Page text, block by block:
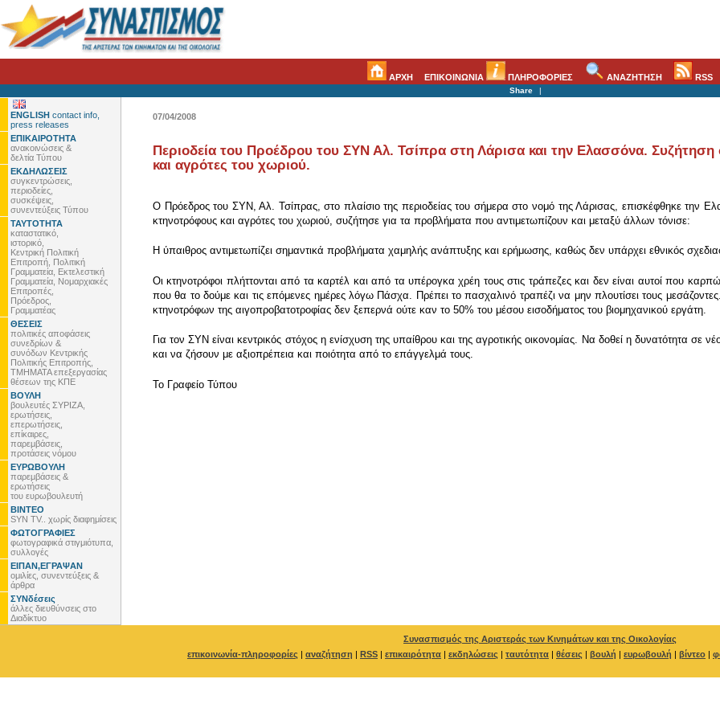
ΑΡΧΗ ΕΠΙΚΟΙΝΩΝΙΑ ΠΛΗΡΟΦΟΡΙΕΣ ΑΝΑΖΗΤΗΣΗ RSS
Share |
ENGLISH contact info,
press releases
ΕΠΙΚΑΙΡΟΤΗΤΑ
ανακοινώσεις &
δελτία Τύπου
ΕΚΔΗΛΩΣΕΙΣ
συγκεντρώσεις,
περιοδείες,
συσκέψεις,
συνεντεύξεις Τύπου
ΤΑΥΤΟΤΗΤΑ
καταστατικό,
ιστορικό,
Κεντρική Πολιτική
Επιτροπή, Πολιτική
Γραμματεία, Εκτελεστική
Γραμματεία, Νομαρχιακές
Επιτροπές,
Πρόεδρος,
Γραμματέας
ΘΕΣΕΙΣ
πολιτικές αποφάσεις
συνεδρίων &
συνόδων Κεντρικής
Πολιτικής Επιτροπής,
ΤΜΗΜΑΤΑ επεξεργασίας
θέσεων της ΚΠΕ
ΒΟΥΛΗ
βουλευτές ΣΥΡΙΖΑ,
ερωτήσεις,
επερωτήσεις,
επίκαιρες,
παρεμβάσεις,
προτάσεις νόμου
ΕΥΡΩΒΟΥΛΗ
παρεμβάσεις &
ερωτήσεις
του ευρωβουλευτή
ΒΙΝΤΕΟ
SYN TV.. χωρίς διαφημίσεις
ΦΩΤΟΓΡΑΦΙΕΣ
φωτογραφικά στιγμιότυπα,
συλλογές
ΕΙΠΑΝ,ΕΓΡΑΨΑΝ
ομιλίες, συνεντεύξεις &
άρθρα
ΣΥΝδέσεις
άλλες διευθύνσεις στο
Διαδίκτυο
07/04/2008
Περιοδεία του Προέδρου του ΣΥΝ Αλ. Τσίπρα στη Λάρισα και την Ελασσόνα.
και αγρότες του χωριού.
Ο Πρόεδρος του ΣΥΝ, Αλ. Τσίπρας, στο πλαίσιο της περιοδείας του σήμερα στο νομό της Λάρισας, επισκέφθηκε την
κτηνοτρόφους και αγρότες του χωριού, συζήτησε για τα προβλήματα που αντιμετωπίζουν και μεταξύ άλλων τόνισε:
Η ύπαιθρος αντιμετωπίζει σημαντικά προβλήματα χαμηλής ανάπτυξης και ερήμωσης, καθώς δεν υπάρχει εθνικός
Οι κτηνοτρόφοι πλήττονται από τα καρτέλ και από τα υπέρογκα χρέη τους στις τράπεζες και δεν είναι αυτοί που
που θα το δούμε και τις επόμενες ημέρες λόγω Πάσχα. Πρέπει το πασχαλινό τραπέζι να μην πλουτίσει τους
κτηνοτρόφων της αιγοπροβατοτροφίας δεν ξεπερνά ούτε καν το 50% του μέσου εισοδήματος του βιομηχανικού εργάτη.
Για τον ΣΥΝ είναι κεντρικός στόχος η ενίσχυση της υπαίθρου και της αγροτικής οικονομίας. Να δοθεί η δυνατότητα σε
και να ζήσουν με αξιοπρέπεια και ποιότητα από το επάγγελμά τους.
To Γραφείο Τύπου
Συνασπισμός της Αριστεράς των Κινημάτων και της Οικολογίας
επικοινωνία-πληροφορίες | αναζήτηση | RSS | επικαιρότητα | εκδηλώσεις | ταυτότητα | θέσεις | βουλή | ευρωβουλή | βίντεο |